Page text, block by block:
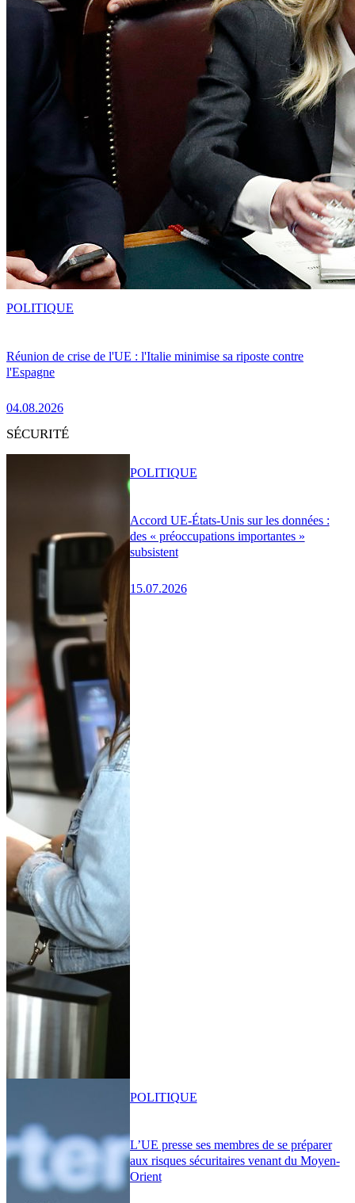
Réunion de crise de l'UE : l'Italie minimise sa riposte contre
l'Espagne
04.08.2026
POLITIQUE
SÉCURITÉ
Accord UE-États-Unis sur les données :
des « préoccupations importantes »
subsistent
15.07.2026
POLITIQUE
L’UE presse ses membres de se préparer
aux risques sécuritaires venant du Moyen-
Orient
POLITIQUE